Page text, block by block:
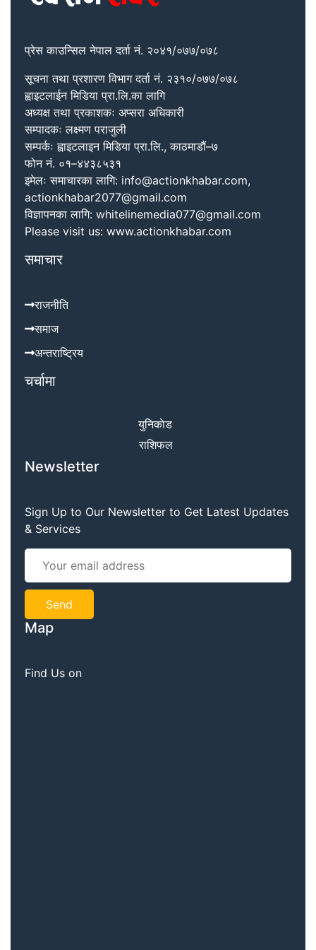
प्रेस काउन्सिल नेपाल दर्ता नं. २०४१/०७७/०७८
सूचना तथा प्रशारण विभाग दर्ता नं. २३१०/०७७/०७८
ह्वाइटलाईन मिडिया प्रा.लि.का लागि
अध्यक्ष तथा प्रकाशकः अप्सरा अधिकारी
सम्पादकः लक्ष्मण पराजुली
सम्पर्कः ह्वाइटलाइन मिडिया प्रा.लि., काठमाडौं–७
फोन नं. ०१–४४३८५३१
इमेलः समाचारका लागि: info@actionkhabar.com,
actionkhabar2077@gmail.com
विज्ञापनका लागि: whitelinemedia077@gmail.com
Please visit us: www.actionkhabar.com
समाचार
राजनीति
समाज
अन्तराष्ट्रिय
चर्चामा
युनिकाेड
राशिफल
Newsletter
Sign Up to Our Newsletter to Get Latest Updates
& Services
Map
Find Us on